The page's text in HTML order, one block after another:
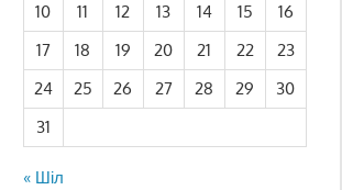
10
11 12 13 14 15
16
17
18 19 20 21 22
23
24
25 26 27 28 29
30
31
« Шіл